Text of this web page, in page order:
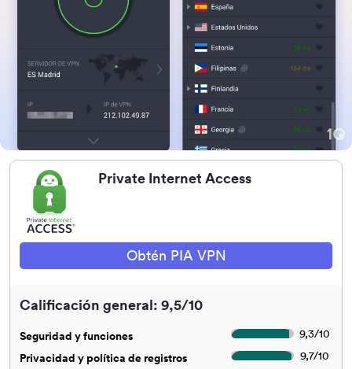
Private Internet Access
Obtén PIA VPN
Calificación general: 9,5/10
Seguridad y funciones 9,3/10
Privacidad y política de registros
9,7/10